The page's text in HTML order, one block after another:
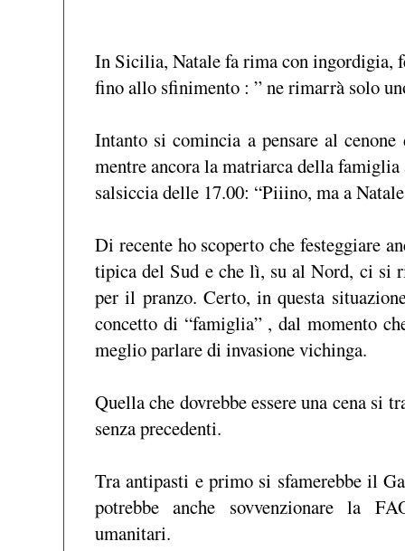
In Sicilia, Natale fa rima con ingordigia,
fino allo sfinimento : ” ne rimarrà solo
Intanto si comincia a pensare al
mentre ancora la matriarca della
salsiccia delle 17.00: “Piiino, ma a
Di recente ho scoperto che festeggiare
tipica del Sud e che lì, su al Nord, ci si
per il pranzo. Certo, in questa
concetto di “famiglia” , dal momento
meglio parlare di invasione vichinga.
Quella che dovrebbe essere una cena si
senza precedenti.
Tra antipasti e primo si sfamerebbe il
potrebbe anche sovvenzionare la
umanitari.